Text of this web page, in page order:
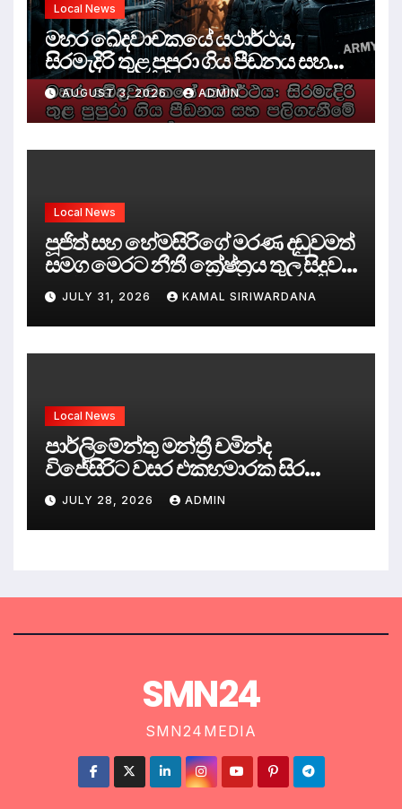
Local News
මහර ඛේදවාචකයේ යථාර්ථය,
සිරමැදිරි තුළ පුපුරා ගිය පීඩනය සහ
පලිගැනීමේ දේශපාලනය
AUGUST 3, 2026 ADMIN
Local News
පූජිත් සහ හේමසිරිගේ මරණ දඩුවමත්
සමග මෙරට නීතී ක්‍රේෂ්ත්‍රය තුල සිදුව
ඇත්තේ කුමක්ද ?
JULY 31, 2026 KAMAL SIRIWARDANA
Local News
පාර්ලිමේන්තු මන්ත්‍රී චමින්ද
විජේසිරිට වසර එකහමාරක සිර
දඬුවම්.
JULY 28, 2026 ADMIN
SMN24
SMN24MEDIA